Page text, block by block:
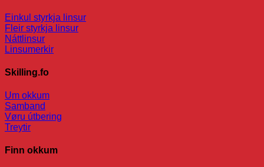
Einkul styrkja linsur
Fleir styrkja linsur
Náttlinsur
Linsumerkir
Skilling.fo
Um okkum
Samband
Vøru útbering
Treytir
Finn okkum